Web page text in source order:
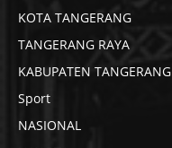
KOTA TANGERANG
TANGERANG RAYA
KABUPATEN TANGERANG
Sport
NASIONAL